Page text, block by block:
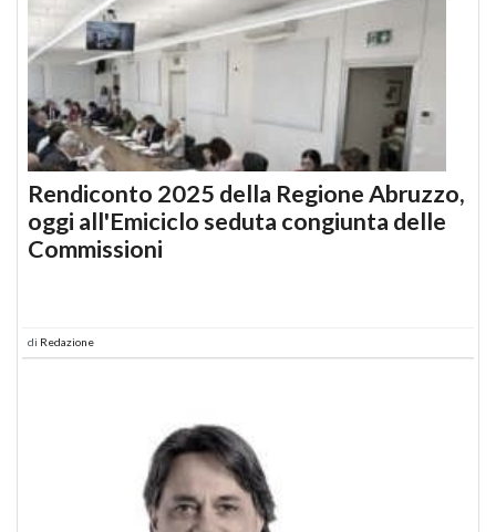
Rendiconto 2025 della Regione Abruzzo,
oggi all'Emiciclo seduta congiunta delle
Commissioni
di Redazione